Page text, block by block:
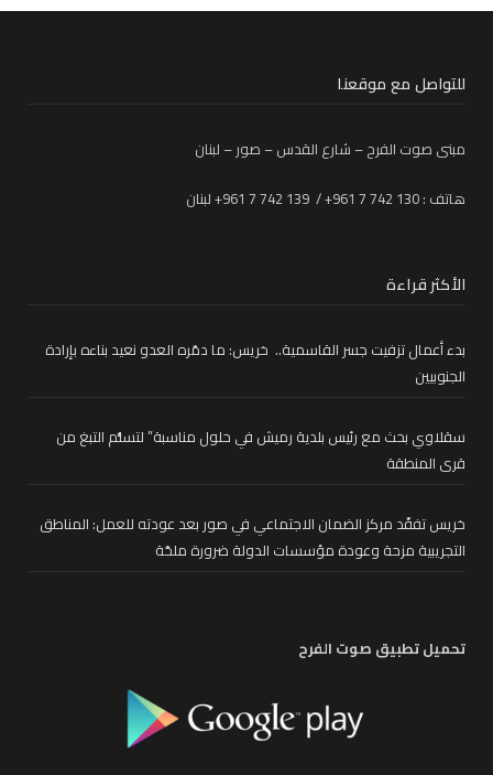
للتواصل مع موقعنا
مبنى صوت الفرح – شارع القدس – صور – لبنان
هاتف : 130 742 7 961+ / 139 742 7 961+ لبنان
الأكثر قراءة
بدء أعمال تزفيت جسر القاسمية.. خريس: ما دمّره العدو نعيد بناءه بإرادة
الجنوبيين
سقلاوي بحث مع رئيس بلدية رميش في حلول مناسبة” لتسلُّم التبغ من
قرى المنطقة
خريس تفقّد مركز الضمان الاجتماعي في صور بعد عودته للعمل: المناطق
التجريبية مزحة وعودة مؤسسات الدولة ضرورة ملحّة
تحميل تطبيق صوت الفرح